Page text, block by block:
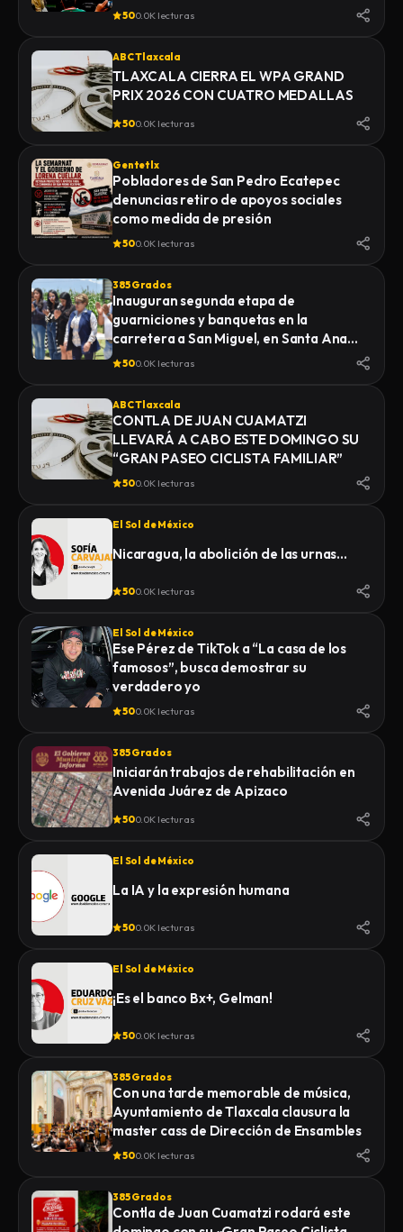
de su feria 2026
500.0K lecturas
ABC Tlaxcala
TLAXCALA CIERRA EL WPA GRAND
PRIX 2026 CON CUATRO MEDALLAS
500.0K lecturas
Gentetlx
Pobladores de San Pedro Ecatepec
denuncias retiro de apoyos sociales
como medida de presión
500.0K lecturas
385 Grados
Inauguran segunda etapa de
guarniciones y banquetas en la
carretera a San Miguel, en Santa Ana
Nopalucan
500.0K lecturas
ABC Tlaxcala
CONTLA DE JUAN CUAMATZI
LLEVARÁ A CABO ESTE DOMINGO SU
“GRAN PASEO CICLISTA FAMILIAR”
500.0K lecturas
El Sol de México
Nicaragua, la abolición de las urnas…
500.0K lecturas
El Sol de México
Ese Pérez de TikTok a “La casa de los
famosos”, busca demostrar su
verdadero yo
500.0K lecturas
385 Grados
Iniciarán trabajos de rehabilitación en
Avenida Juárez de Apizaco
500.0K lecturas
El Sol de México
La IA y la expresión humana
500.0K lecturas
El Sol de México
¡Es el banco Bx+, Gelman!
500.0K lecturas
385 Grados
Con una tarde memorable de música,
Ayuntamiento de Tlaxcala clausura la
master cass de Dirección de Ensambles
500.0K lecturas
385 Grados
Contla de Juan Cuamatzi rodará este